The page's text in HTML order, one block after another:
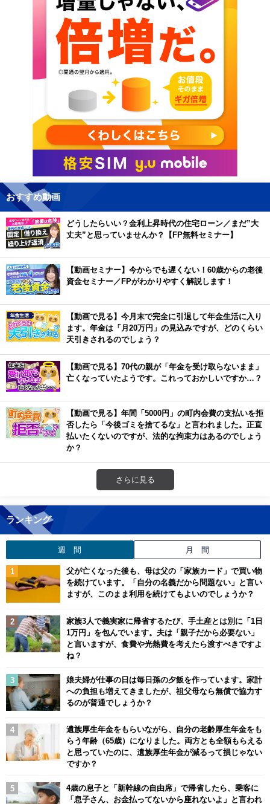
おすすめ動画
どうしたらいい？金利上昇時代の住宅ローン／まだ”大
丈夫”と思っていませんか？【FP無料セミナー】
【動画セミナー】今からでも遅くない！60歳からの老後
資金セミナー／FPがわかりやすく解説します！
【動画で見る】今月末で完全に引退して年金生活に入り
ます。年金は「月20万円」の見込みですが、どのくらい
天引きされるのでしょう？
【動画で見る】70代の親が「年金を受け取らないまま」
亡くなっていたようです。これっておかしいですか…？
【動画で見る】年間「5000円」の町内会費の支払いを拒
否したら「今後ゴミを捨てるな」と言われました。正直
払いたくないのですが、法的な拘束力はあるのでしょう
か？
さらに見る
ランキング
週 間 月 間
父が亡くなった後も、母は父の「家族カード」で買い物
を続けています。「自分の名義だから問題ない」と言い
ますが、このまま利用を続けてもよいのでしょうか？
家族3人で義実家に帰省するたび、手土産とは別に「1日
1万円」を包んでいます。夫は「親子だから必要ない」
と言いますが、食費や光熱費を考えたら渡すべきですよ
ね？
娘夫婦が仕事の日は毎日孫の夕飯を作っています。家計
への負担も増えてきましたが、祖父母なら無償で協力す
るのが普通でしょうか？
遺族厚生年金をもらいながら、自分の老齢厚生年金をも
らう年齢（65歳）になりました。両方とも全額もらえる
と思っていたのに、遺族厚生年金が減るって損じゃない
ですか？
4歳の息子と「新幹線の自由席」で帰省したら、乗客に
「息子さん、お金払ってないから座れないよ」と言われ